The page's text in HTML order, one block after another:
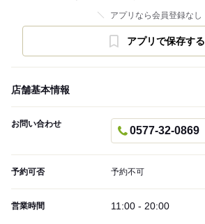
アプリなら会員登録なし
アプリで保存する
店舗基本情報
お問い合わせ
0577-32-0869
予約可否 予約不可
営業時間 11:00 - 20:00